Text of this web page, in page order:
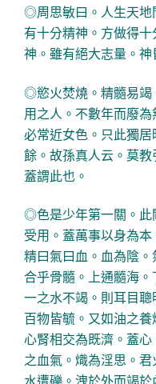
◎周思敏曰。人生天地
有十分精神。方做得
神。雖有絕大志量。
◎慾火焚燒。精髓易竭
用之人。不數年而廢
必常近女色。只此獨
餘。故孫真人云。莫
蓋謂此也。
◎色是少年第一關。此
受用。蓋萬事以身為
精曰氣曰血。血為陰
合乎骨髓。上通髓海
一之水不竭。則耳目
百物皆毓。又如油之
心腎相交為既濟。蓋
之血氣。熾為淫思。